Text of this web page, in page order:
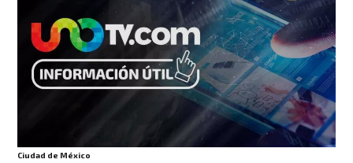
Ciudad de México